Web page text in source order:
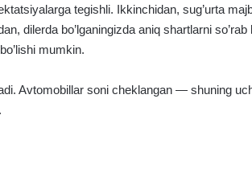
tegishli. Ikkinchidan, sug’urta
dilerda bo’lganingizda aniq shartlarni
mumkin.
Avtomobillar soni cheklangan — shuning